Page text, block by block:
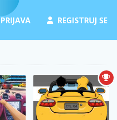
PRIJAVA REGISTRUJ SE